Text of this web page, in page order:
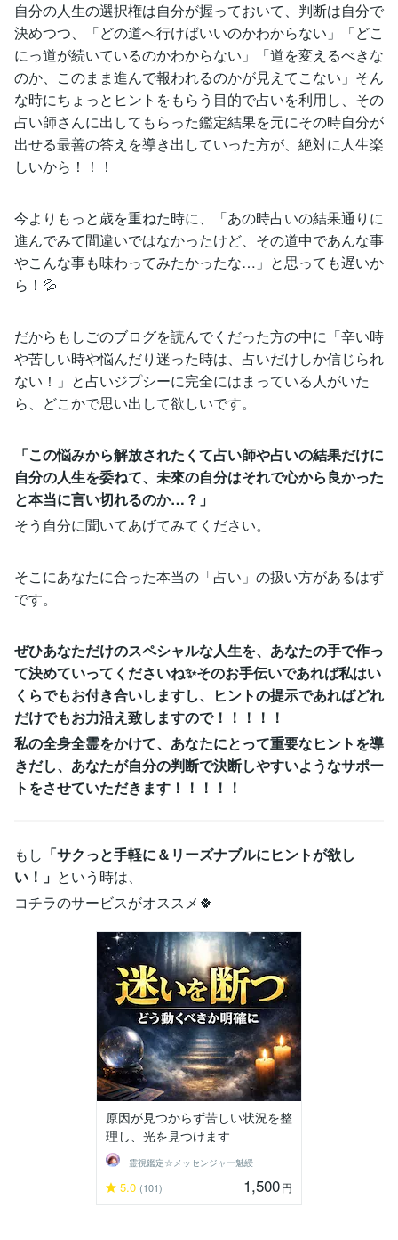
自分の人生の選択権は自分が握っておいて、判断は自分で
決めつつ、「どの道へ行けばいいのかわからない」「どこ
にっ道が続いているのかわからない」「道を変えるべきな
のか、このまま進んで報われるのかが見えてこない」そん
な時にちょっとヒントをもらう目的で占いを利用し、その
占い師さんに出してもらった鑑定結果を元にその時自分が
出せる最善の答えを導き出していった方が、絶対に人生楽
しいから！！！
今よりもっと歳を重ねた時に、「あの時占いの結果通りに
進んでみて間違いではなかったけど、その道中であんな事
やこんな事も味わってみたかったな…」と思っても遅いか
ら！💦
だからもしごのブログを読んでくだった方の中に「辛い時
や苦しい時や悩んだり迷った時は、占いだけしか信じられ
ない！」と占いジプシーに完全にはまっている人がいた
ら、どこかで思い出して欲しいです。
「この悩みから解放されたくて占い師や占いの結果だけに
自分の人生を委ねて、未來の自分はそれで心から良かった
と本当に言い切れるのか…？」
そう自分に聞いてあげてみてください。
そこにあなたに合った本当の「占い」の扱い方があるはず
です。
ぜひあなただけのスペシャルな人生を、あなたの手で作っ
て決めていってくださいね✨そのお手伝いであれば私はい
くらでもお付き合いしますし、ヒントの提示であればどれ
だけでもお力沿え致しますので！！！！！
私の全身全霊をかけて、あなたにとって重要なヒントを導
きだし、あなたが自分の判断で決断しやすいようなサポー
トをさせていただきます！！！！！
もし 「サクっと手軽に＆リーズナブルにヒントが欲し
い！」 という時は、
コチラのサービスがオススメ🍀
原因が見つからず苦しい状況を整
理し、光を見つけます
霊視鑑定☆メッセンジャー魅綬
5.0 (101) 1,500円